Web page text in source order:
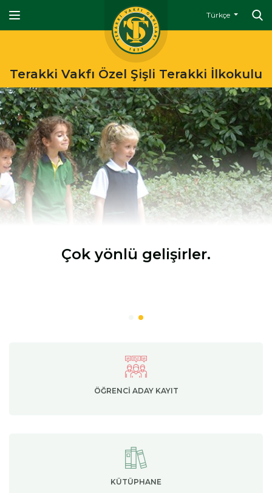
Türkçe
Terakki Vakfı Özel Şişli Terakki İlkokulu
Çok yönlü gelişirler.
ÖĞRENCI ADAY KAYIT
KÜTÜPHANE